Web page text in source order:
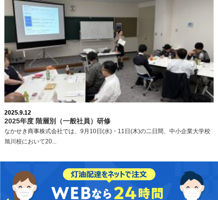
2025.9.12
2025年度 階層別（一般社員）研修
なかせき商事株式会社では、9月10日(水)・11日(木)の二日間、中小企業大学校
旭川校において20...